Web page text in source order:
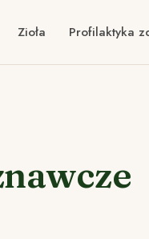
Zioła Profilaktyka